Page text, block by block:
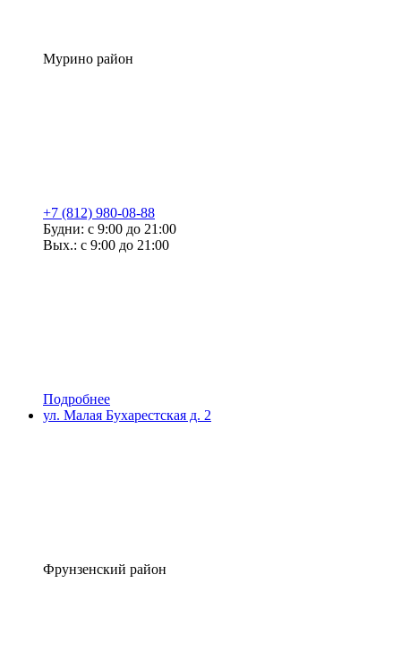
Мурино район
+7 (812) 980-08-88
Будни: с 9:00 до 21:00
Вых.: с 9:00 до 21:00
Подробнее
ул. Малая Бухарестская д. 2
Фрунзенский район